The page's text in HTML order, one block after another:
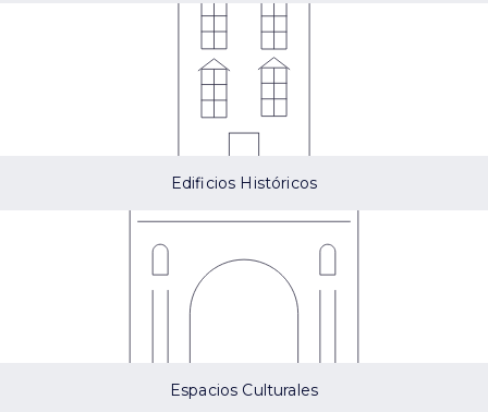
Edificios Históricos
Espacios Culturales